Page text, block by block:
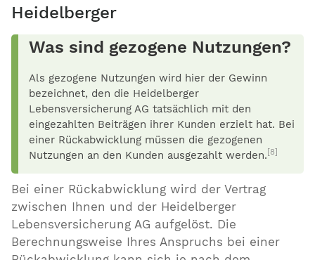
Heidelberger
Was sind gezogene Nutzungen?
Als gezogene Nutzungen wird hier der Gewinn
bezeichnet, den die Heidelberger
Lebensversicherung AG tatsächlich mit den
eingezahlten Beiträgen ihrer Kunden erzielt hat. Bei
einer Rückabwicklung müssen die gezogenen
Nutzungen an den Kunden ausgezahlt werden. [8]
Bei einer Rückabwicklung wird der Vertrag
zwischen Ihnen und der Heidelberger
Lebensversicherung AG aufgelöst. Die
Berechnungsweise Ihres Anspruchs bei einer